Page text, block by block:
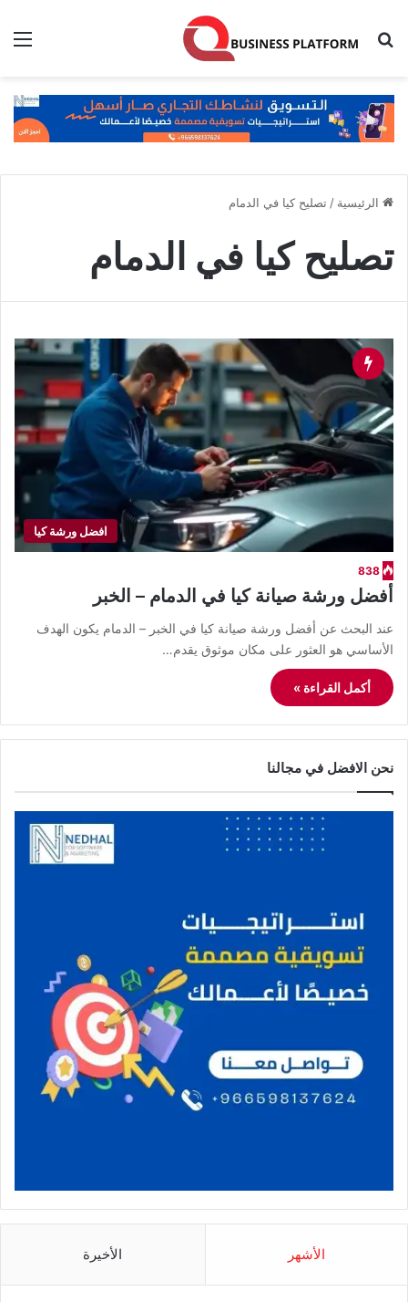
بحث عن
الرئيسية / تصليح كيا في الدمام
تصليح كيا في الدمام
افضل ورشة كيا
838
أفضل ورشة صيانة كيا في الدمام – الخبر
عند البحث عن أفضل ورشة صيانة كيا في الخبر – الدمام يكون الهدف
الأساسي هو العثور على مكان موثوق يقدم…
أكمل القراءة »
نحن الافضل في مجالنا
الأشهر الأخيرة